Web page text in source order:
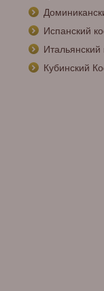
Испанский
Кубинский